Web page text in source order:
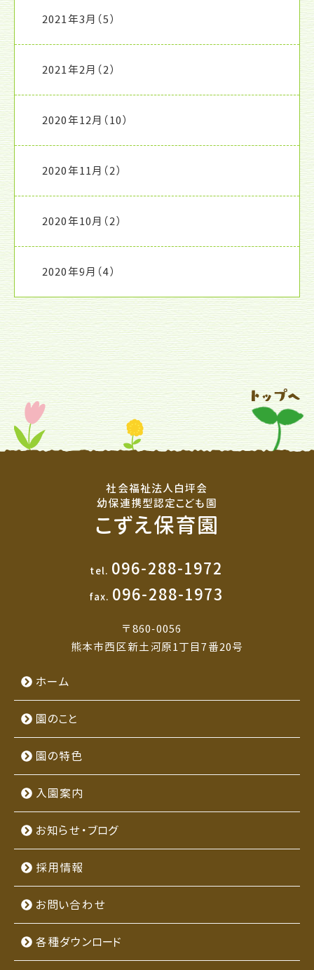
2021年3月 （5）
2021年2月 （2）
2020年12月 （10）
2020年11月 （2）
2020年10月 （2）
2020年9月 （4）
社会福祉法人白坪会
幼保連携型認定こども園
こずえ保育園
tel. 096-288-1972
fax. 096-288-1973
〒860-0056
熊本市西区新土河原1丁目7番20号
ホーム
園のこと
園の特色
入園案内
お知らせ・ブログ
採用情報
お問い合わせ
各種ダウンロード